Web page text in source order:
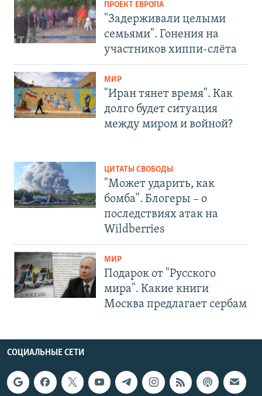
ПРОЕКТ ЕВРОПА
"Задерживали целыми
семьями". Гонения на
участников хиппи-слёта
МИР
"Иран тянет время". Как
долго будет ситуация
между миром и войной?
ЦИТАТЫ СВОБОДЫ
"Может ударить, как
бомба". Блогеры – о
последствиях атак на
Wildberries
МИР
Подарок от "Русского
мира". Какие книги
Москва предлагает сербам
СОЦИАЛЬНЫЕ СЕТИ